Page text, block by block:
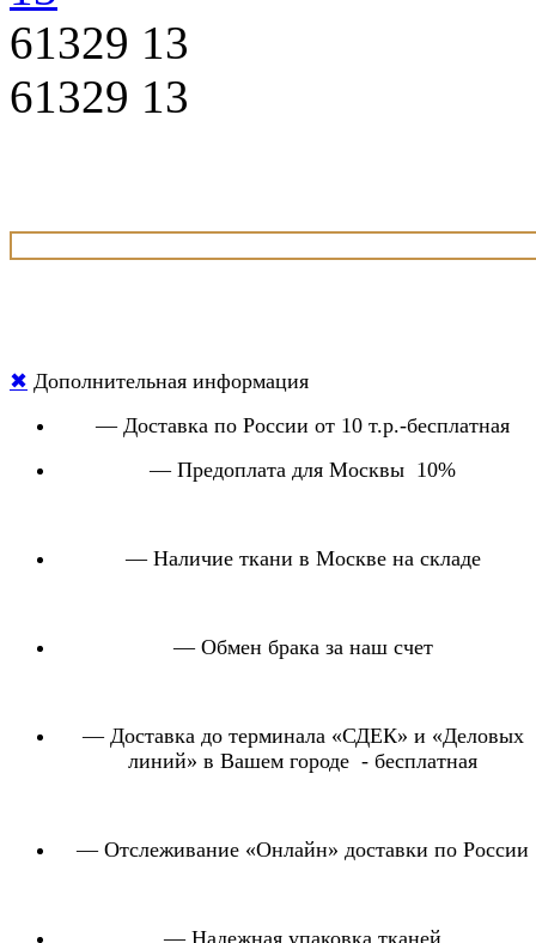
61329 13
61329 13
✖ Дополнительная информация
— Доставка по России от 10 т.р.-бесплатная
— Предоплата для Москвы 10%
— Наличие ткани в Москве на складе
— Обмен брака за наш счет
— Доставка до терминала «СДЕК» и «Деловых
линий» в Вашем городе - бесплатная
— Отслеживание «Онлайн» доставки по России
— Надежная упаковка тканей